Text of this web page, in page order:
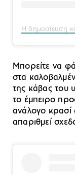
Μπορείτε να
στα
της κάβας του
το έμπειρο
ανάλογο κρασί
απαριθμεί